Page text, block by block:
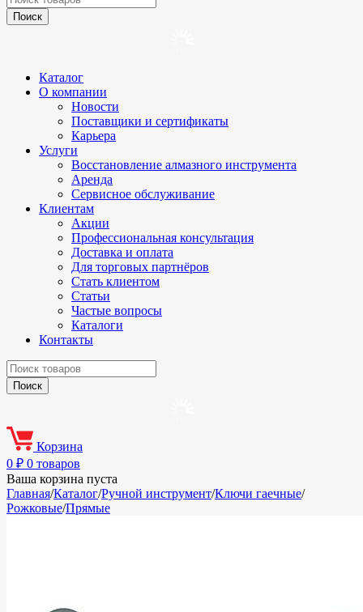
Каталог
О компании
Новости
Поставщики и сертификаты
Карьера
Услуги
Восстановление алмазного инструмента
Аренда
Сервисное обслуживание
Клиентам
Акции
Профессиональная консультация
Доставка и оплата
Для торговых партнёров
Стать клиентом
Статьи
Частые вопросы
Каталоги
Контакты
Корзина
0 ₽ 0 товаров
Ваша корзина пуста
Главная/Каталог/Ручной инструмент/Ключи гаечные/
Рожковые/Прямые